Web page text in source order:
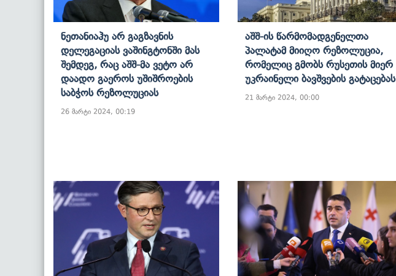
Ნეთანიაჰუ Არ Გაგზავნის
Დელეგაციას Ვაშინგტონში Მას
Შემდეგ, Რაც Აშშ-Მა Ვეტო Არ
Დაადო Გაეროს Უშიშროების
Საბჭოს Რეზოლუციას
26 მარტი 2024, 00:19
Აშშ-Ის Წარმომადგენელთა
Პალატამ Მიიღო Რეზოლუცია,
Რომელიც Გმობს Რუსეთის Მიერ
Უკრაინელი Ბავშვების Გატაცებას
21 მარტი 2024, 00:00